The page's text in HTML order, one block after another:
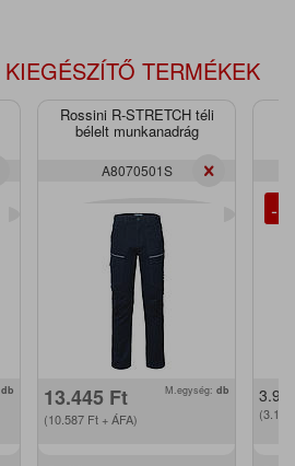
TERMÉKEK
db
Rossini R-STRETCH téli
bélelt munkanadrág
A8070501S
13.445 Ft
(10.587 Ft + ÁFA)
M.egység: db
-
(3.136